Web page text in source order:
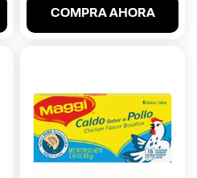
estrellas.
COMPRA AHORA